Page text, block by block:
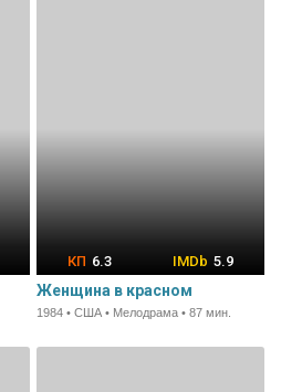
6.3 5.9
Женщина в красном
1984 • США • Мелодрама • 87 мин.